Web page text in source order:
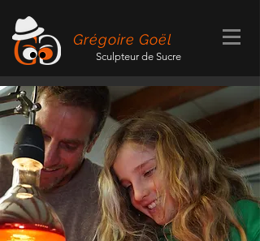
Grégoire Goël
Sculpteur de Sucre